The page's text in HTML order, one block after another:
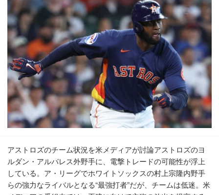
アストロズのチーム状況を米メディアが討論アストロズのヨ
ルダン・アルバレス外野手に、電撃トレードの可能性が浮上
している。ア・リーグでホワイトソックスの村上宗隆内野手
らの強力なライバルとなる“最強打者”だが、チームは低迷。米